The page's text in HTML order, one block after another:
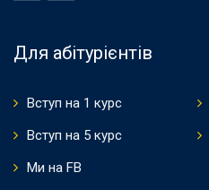
Для абітурієнтів
Вступ на 1 курс
Вступ на 5 курс
Ми на FB